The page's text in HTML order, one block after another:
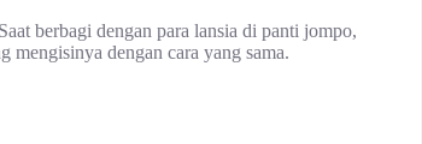
berbagi dengan para lansia di panti jompo,
mengisinya dengan cara yang sama.